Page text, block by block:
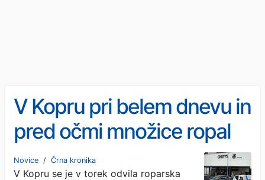
V Kopru pri belem dnevu in
pred očmi množice ropal
varnostno službo
Novice / Črna kronika
V Kopru se je v torek odvila roparska